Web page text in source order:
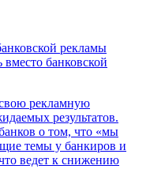
банковской
рекламную
результатов.
о том, что «мы
темы у банкиров и
ведет к снижению